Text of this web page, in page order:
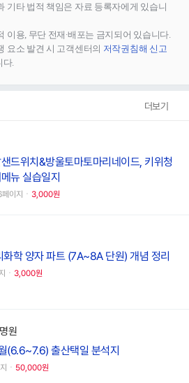
기타 법적 책임은 자료 등록자에게 있습니
이용, 무단 전재∙배포는 금지되어 있습니다.
요소 발견 시 고객센터의 저작권침해 신고
.
더보기
드위치&방울토마토마리네이드, 키위청
뉴 실습일지
이지ㆍ 3,000원
화학 양자 파트 (7A~8A 단원) 개념 정리
ㆍ 3,000원
원
(6.6~7.6) 출산택일 분석지
ㆍ 50,000원